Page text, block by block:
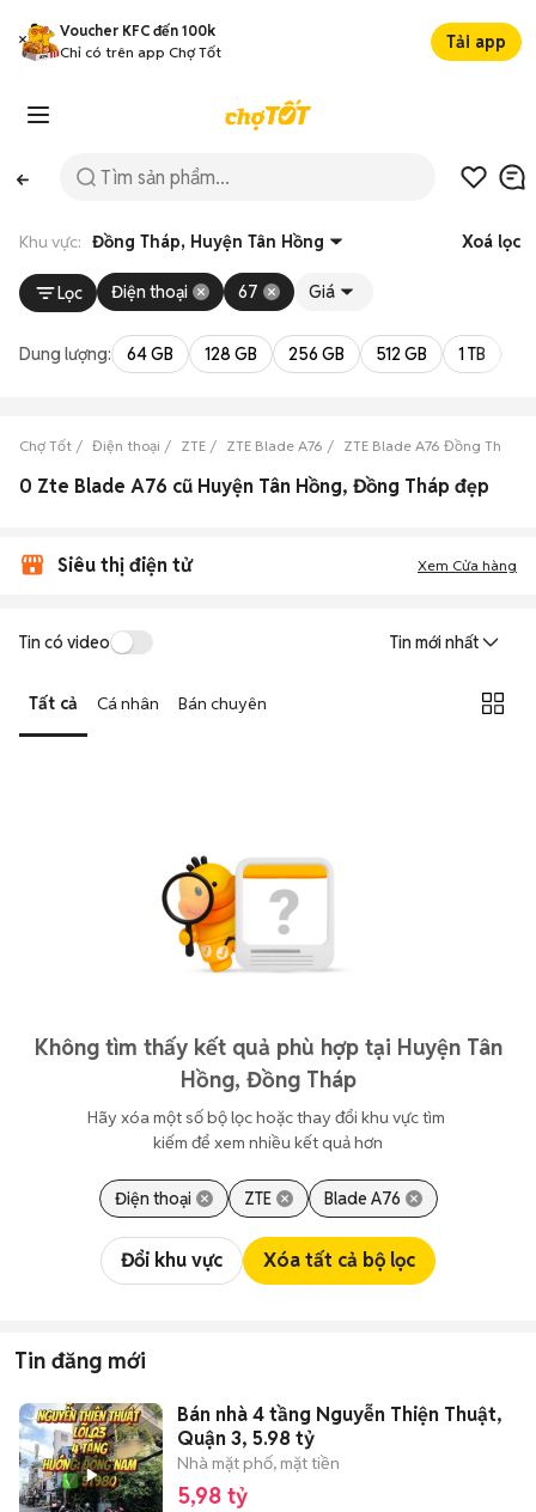
Voucher KFC đến 100k
Chỉ có trên app Chợ Tốt
Tải app
Khu vực: Đồng Tháp, Huyện Tân Hồng Xoá lọc
Lọc Điện thoại 67 Giá
Dung lượng: 64 GB 128 GB 256 GB 512 GB 1 TB
Chợ Tốt Điện thoại ZTE ZTE Blade A76 ZTE Blade A76 Đồng Tháp
0 Zte Blade A76 cũ Huyện Tân Hồng, Đồng Tháp đẹp
Siêu thị điện tử Xem Cửa hàng
Tin có video Tin mới nhất
Tất cả Cá nhân Bán chuyên
Không tìm thấy kết quả phù hợp tại Huyện Tân
Hồng, Đồng Tháp
Hãy xóa một số bộ lọc hoặc thay đổi khu vực tìm
kiếm để xem nhiều kết quả hơn
Điện thoại ZTE Blade A76
Đổi khu vực Xóa tất cả bộ lọc
Tin đăng mới
Bán nhà 4 tầng Nguyễn Thiện Thuật,
Quận 3, 5.98 tỷ
Nhà mặt phố, mặt tiền
5,98 tỷ